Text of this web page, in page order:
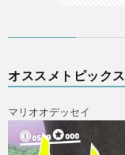
オススメトピックス
マリオオデッセイ